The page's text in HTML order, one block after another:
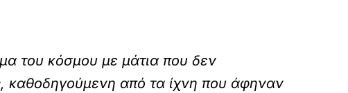
του κόσμου με μάτια που δεν
καθοδηγούμενη από τα ίχνη που άφηναν